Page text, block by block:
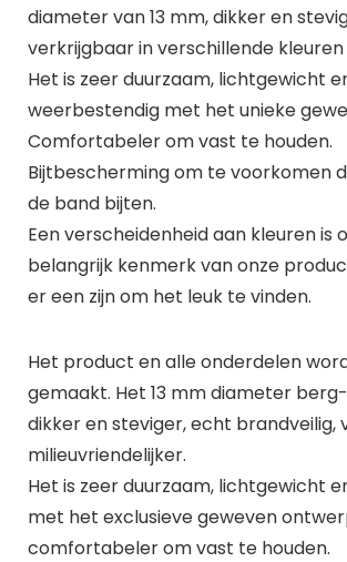
diameter van 13 mm, dikker en
verkrijgbaar in verschillende kleuren
Het is zeer duurzaam, lichtgewicht
weerbestendig met het unieke
Comfortabeler om vast te houden.
Bijtbescherming om te voorkomen
de band bijten.
Een verscheidenheid aan kleuren is
belangrijk kenmerk van onze
er een zijn om het leuk te vinden.
Het product en alle onderdelen
gemaakt. Het 13 mm diameter
dikker en steviger, echt brandveilig,
milieuvriendelijker.
Het is zeer duurzaam, lichtgewicht
met het exclusieve geweven
comfortabeler om vast te houden.